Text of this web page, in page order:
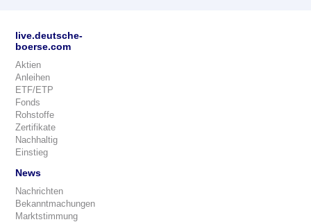
live.deutsche-
boerse.com
Aktien
Anleihen
ETF/ETP
Fonds
Rohstoffe
Zertifikate
Nachhaltig
Einstieg
News
Nachrichten
Bekanntmachungen
Marktstimmung